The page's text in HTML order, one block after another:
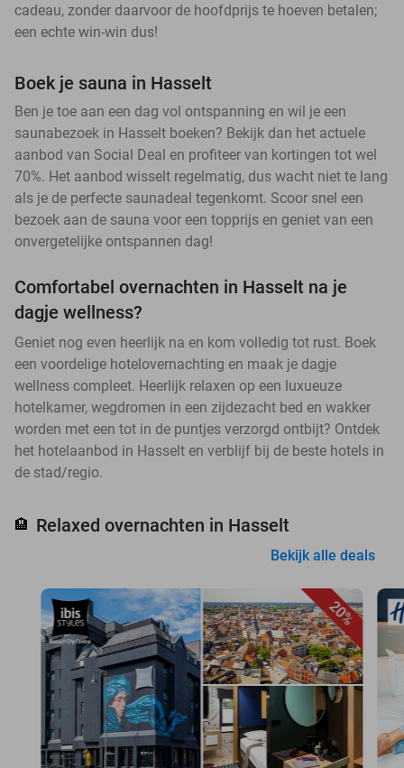
cadeau, zonder daarvoor de hoofdprijs te hoeven betalen;
een echte win-win dus!
Boek je sauna in Hasselt
Ben je toe aan een dag vol ontspanning en wil je een
saunabezoek in Hasselt boeken? Bekijk dan het actuele
aanbod van Social Deal en profiteer van kortingen tot wel
70%. Het aanbod wisselt regelmatig, dus wacht niet te lang
als je de perfecte saunadeal tegenkomt. Scoor snel een
bezoek aan de sauna voor een topprijs en geniet van een
onvergetelijke ontspannen dag!
Comfortabel overnachten in Hasselt na je
dagje wellness?
Geniet nog even heerlijk na en kom volledig tot rust. Boek
een voordelige hotelovernachting en maak je dagje
wellness compleet. Heerlijk relaxen op een luxueuze
hotelkamer, wegdromen in een zijdezacht bed en wakker
worden met een tot in de puntjes verzorgd ontbijt? Ontdek
het hotelaanbod in Hasselt en verblijf bij de beste hotels in
de stad/regio.
🏨 Relaxed overnachten in Hasselt
Bekijk alle deals
20%